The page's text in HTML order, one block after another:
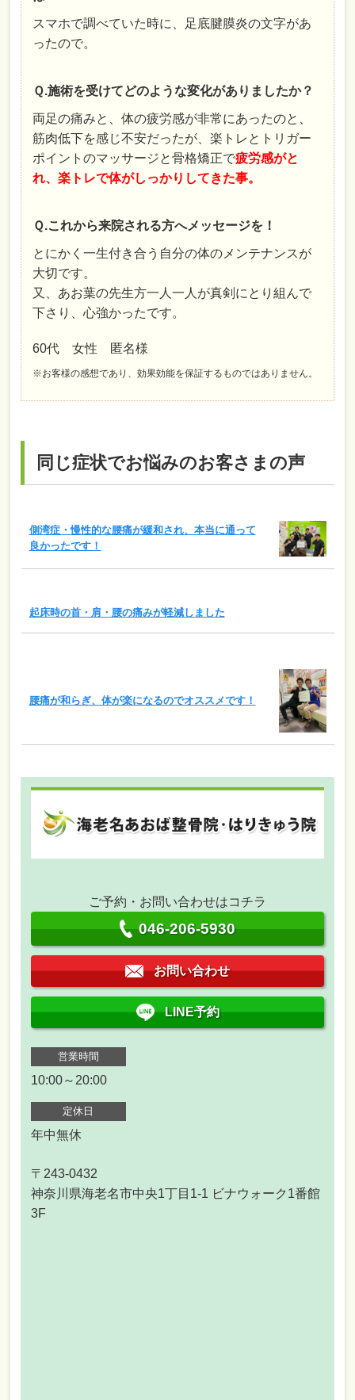
スマホで調べていた時に、足底腱膜炎の文字があ
ったので。
Ｑ.施術を受けてどのような変化がありましたか？
両足の痛みと、体の疲労感が非常にあったのと、
筋肉低下を感じ不安だったが、楽トレとトリガー
ポイントのマッサージと骨格矯正で疲労感がと
れ、楽トレで体がしっかりしてきた事。
Ｑ.これから来院される方へメッセージを！
とにかく一生付き合う自分の体のメンテナンスが
大切です。
又、あお葉の先生方一人一人が真剣にとり組んで
下さり、心強かったです。
60代 女性 匿名様
※お客様の感想であり、効果効能を保証するものではありません。
同じ症状でお悩みのお客さまの声
側湾症・慢性的な腰痛が緩和され、本当に通って
良かったです！
起床時の首・肩・腰の痛みが軽減しました
腰痛が和らぎ、体が楽になるのでオススメです！
ご予約・お問い合わせはコチラ
046-206-5930
お問い合わせ
LINE予約
営業時間
10:00～20:00
定休日
年中無休
〒243-0432
神奈川県海老名市中央1丁目1-1 ビナウォーク1番館
3F